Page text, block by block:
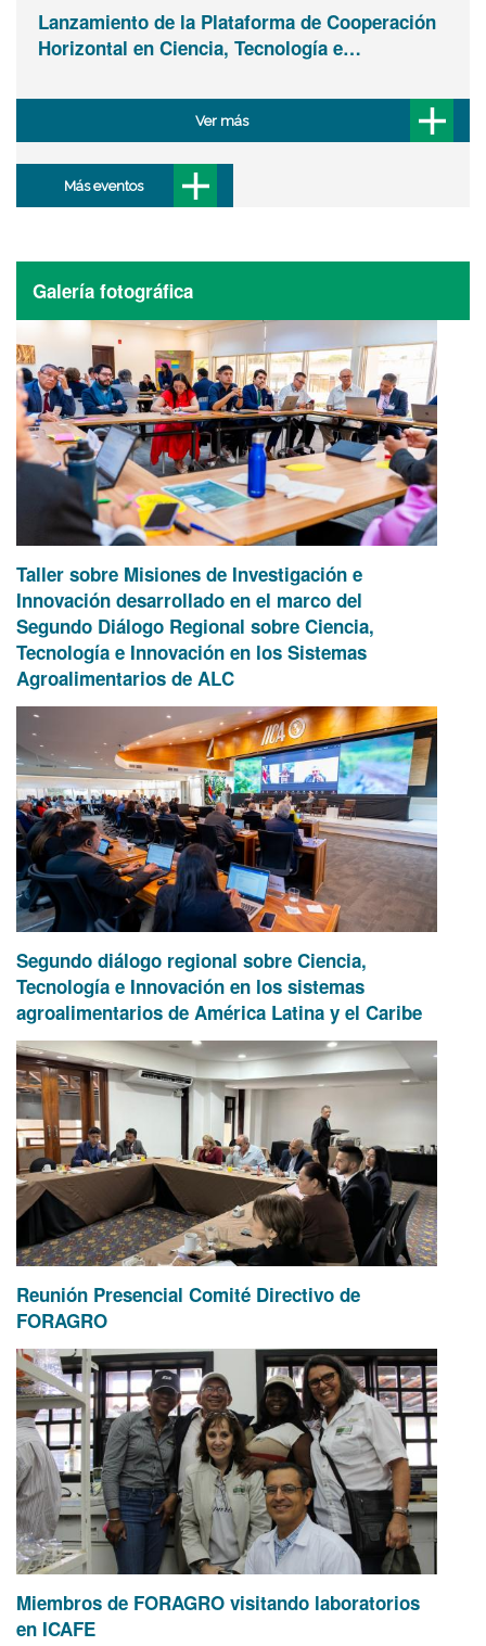
Lanzamiento de la Plataforma de Cooperación
Horizontal en Ciencia, Tecnología e…
Ver más
Más eventos
Galería fotográfica
Taller sobre Misiones de Investigación e
Innovación desarrollado en el marco del
Segundo Diálogo Regional sobre Ciencia,
Tecnología e Innovación en los Sistemas
Agroalimentarios de ALC
Segundo diálogo regional sobre Ciencia,
Tecnología e Innovación en los sistemas
agroalimentarios de América Latina y el Caribe
Reunión Presencial Comité Directivo de
FORAGRO
Miembros de FORAGRO visitando laboratorios
en ICAFE